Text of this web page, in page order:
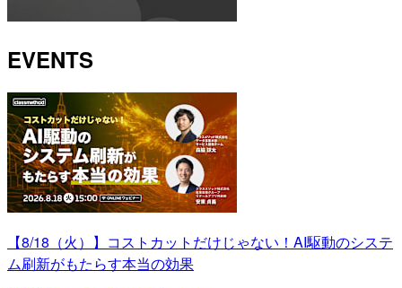
EVENTS
【8/18（火）】コストカットだけじゃない！AI駆動のシステ
ム刷新がもたらす本当の効果